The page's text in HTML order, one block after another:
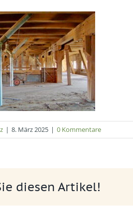
| 8. März 2025 | 0 Kommentare
diesen Artikel!